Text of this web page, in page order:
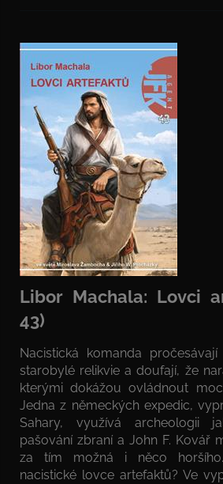
Libor Machala: Lovci
43)
Nacistická komanda
starobylé relikvie a doufají, že
kterými dokážou ovládnout
Jedna z německých expedic,
Sahary, využívá archeologii
pašování zbraní a John F. Kovář
za tím možná i něco
nacistické lovce artefaktů? Ve